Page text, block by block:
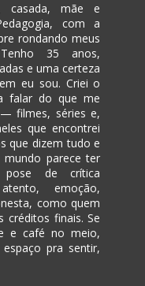
casada, mãe e
com a
rondando meus
Tenho 35 anos,
e uma certeza
eu sou. Criei o
falar do que me
filmes, séries e,
que encontrei
que dizem tudo e
parece ter
de crítica
emoção,
como quem
créditos finais. Se
e café no meio,
pra sentir,